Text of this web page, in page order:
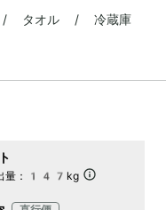
タオル / 冷蔵庫
： 147kg